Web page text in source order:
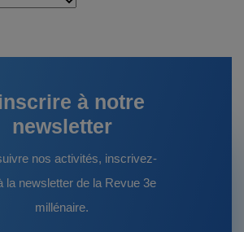
à notre
newsletter
nos activités, inscrivez-
la newsletter de la Revue 3e
millénaire.